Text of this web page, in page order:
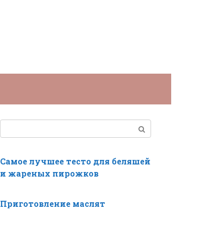
Самое лучшее тесто для беляшей
и жареных пирожков
Приготовление маслят